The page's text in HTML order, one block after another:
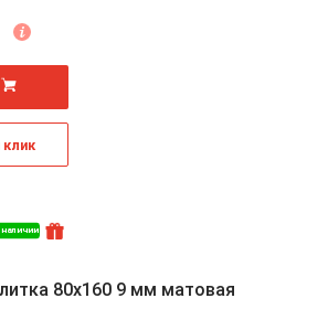
наличии
80x160 9 мм матовая